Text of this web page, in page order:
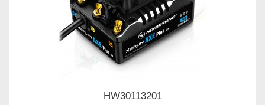
HW30113201